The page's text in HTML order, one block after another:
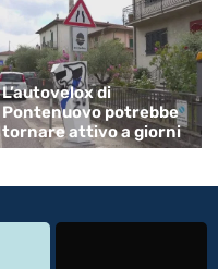
L’autovelox di
Pontenuovo potrebbe
tornare attivo a giorni